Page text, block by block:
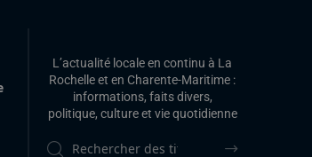
L’actualité locale en continu à La
Rochelle et en Charente-Maritime :
informations, faits divers,
politique, culture et vie quotidienne